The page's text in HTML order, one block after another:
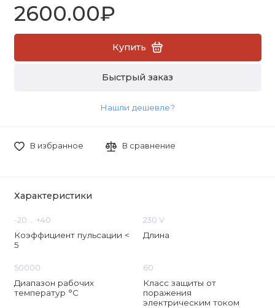
2600.00₽
Купить
Быстрый заказ
Нашли дешевле?
В избранное В сравнение
Характеристики
-20 ... +40
Коэффициент пульсации <
5
230 V
Длина
50000
Диапазон рабочих
температур °C
60
Класс защиты от
поражения
электрическим током